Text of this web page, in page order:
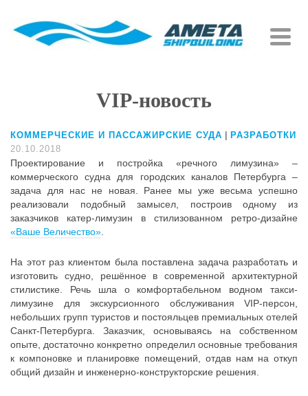
VIP-новость
КОММЕРЧЕСКИЕ И ПАССАЖИРСКИЕ СУДА | РАЗРАБОТКИ
20.10.2018
Проектирование и постройка «речного лимузина» –
коммерческого судна для городских каналов Петербурга –
задача для нас не новая. Ранее мы уже весьма успешно
реализовали подобный замысел, построив одному из
заказчиков катер-лимузин в стилизованном ретро-дизайне
«Ваше Величество»
На этот раз клиентом была поставлена задача разработать и
изготовить судно, решённое в современной архитектурной
стилистике. Речь шла о комфортабельном водном такси-
лимузине для экскурсионного обслуживания VIP-персон,
небольших групп туристов и постояльцев премиальных отелей
Санкт-Петербурга. Заказчик, основываясь на собственном
опыте, достаточно конкретно определил основные требования
к компоновке и планировке помещений, отдав нам на откуп
общий дизайн и инженерно-конструкторские решения.